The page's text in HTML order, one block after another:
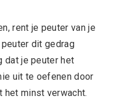
rent je peuter van je
dit gedrag
dat je peuter het
uit te oefenen door
het minst verwacht.